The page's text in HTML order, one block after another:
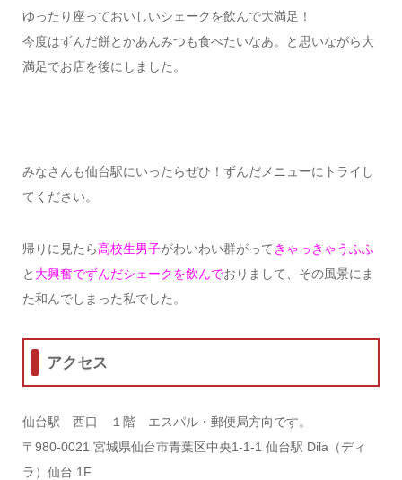
ゆったり座っておいしいシェークを飲んで大満足！
今度はずんだ餅とかあんみつも食べたいなあ。と思いながら大
満足でお店を後にしました。
みなさんも仙台駅にいったらぜひ！ずんだメニューにトライし
てください。
帰りに見たら高校生男子がわいわい群がって きゃっきゃうふふ
と 大興奮でずんだシェークを飲んでおりまして、その風景にま
た和んでしまった私でした。
アクセス
仙台駅 西口 １階 エスパル・郵便局方向です。
〒980-0021 宮城県仙台市青葉区中央1-1-1 仙台駅 Dila（ディ
ラ）仙台 1F